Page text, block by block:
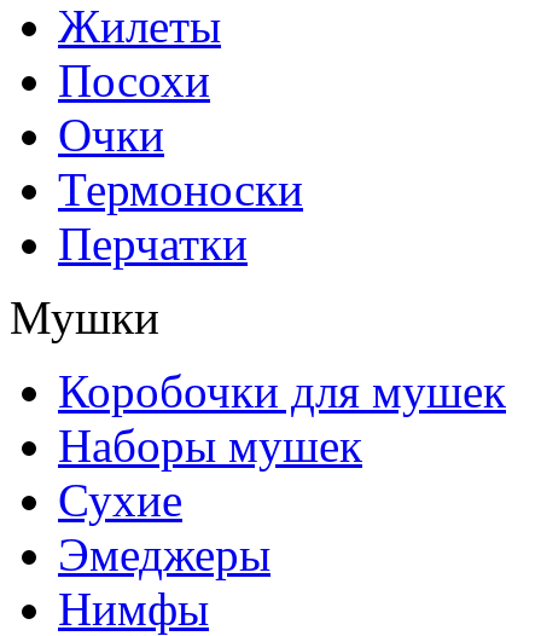
Жилеты
Посохи
Очки
Термоноски
Перчатки
Мушки
Коробочки для мушек
Наборы мушек
Сухие
Эмеджеры
Нимфы